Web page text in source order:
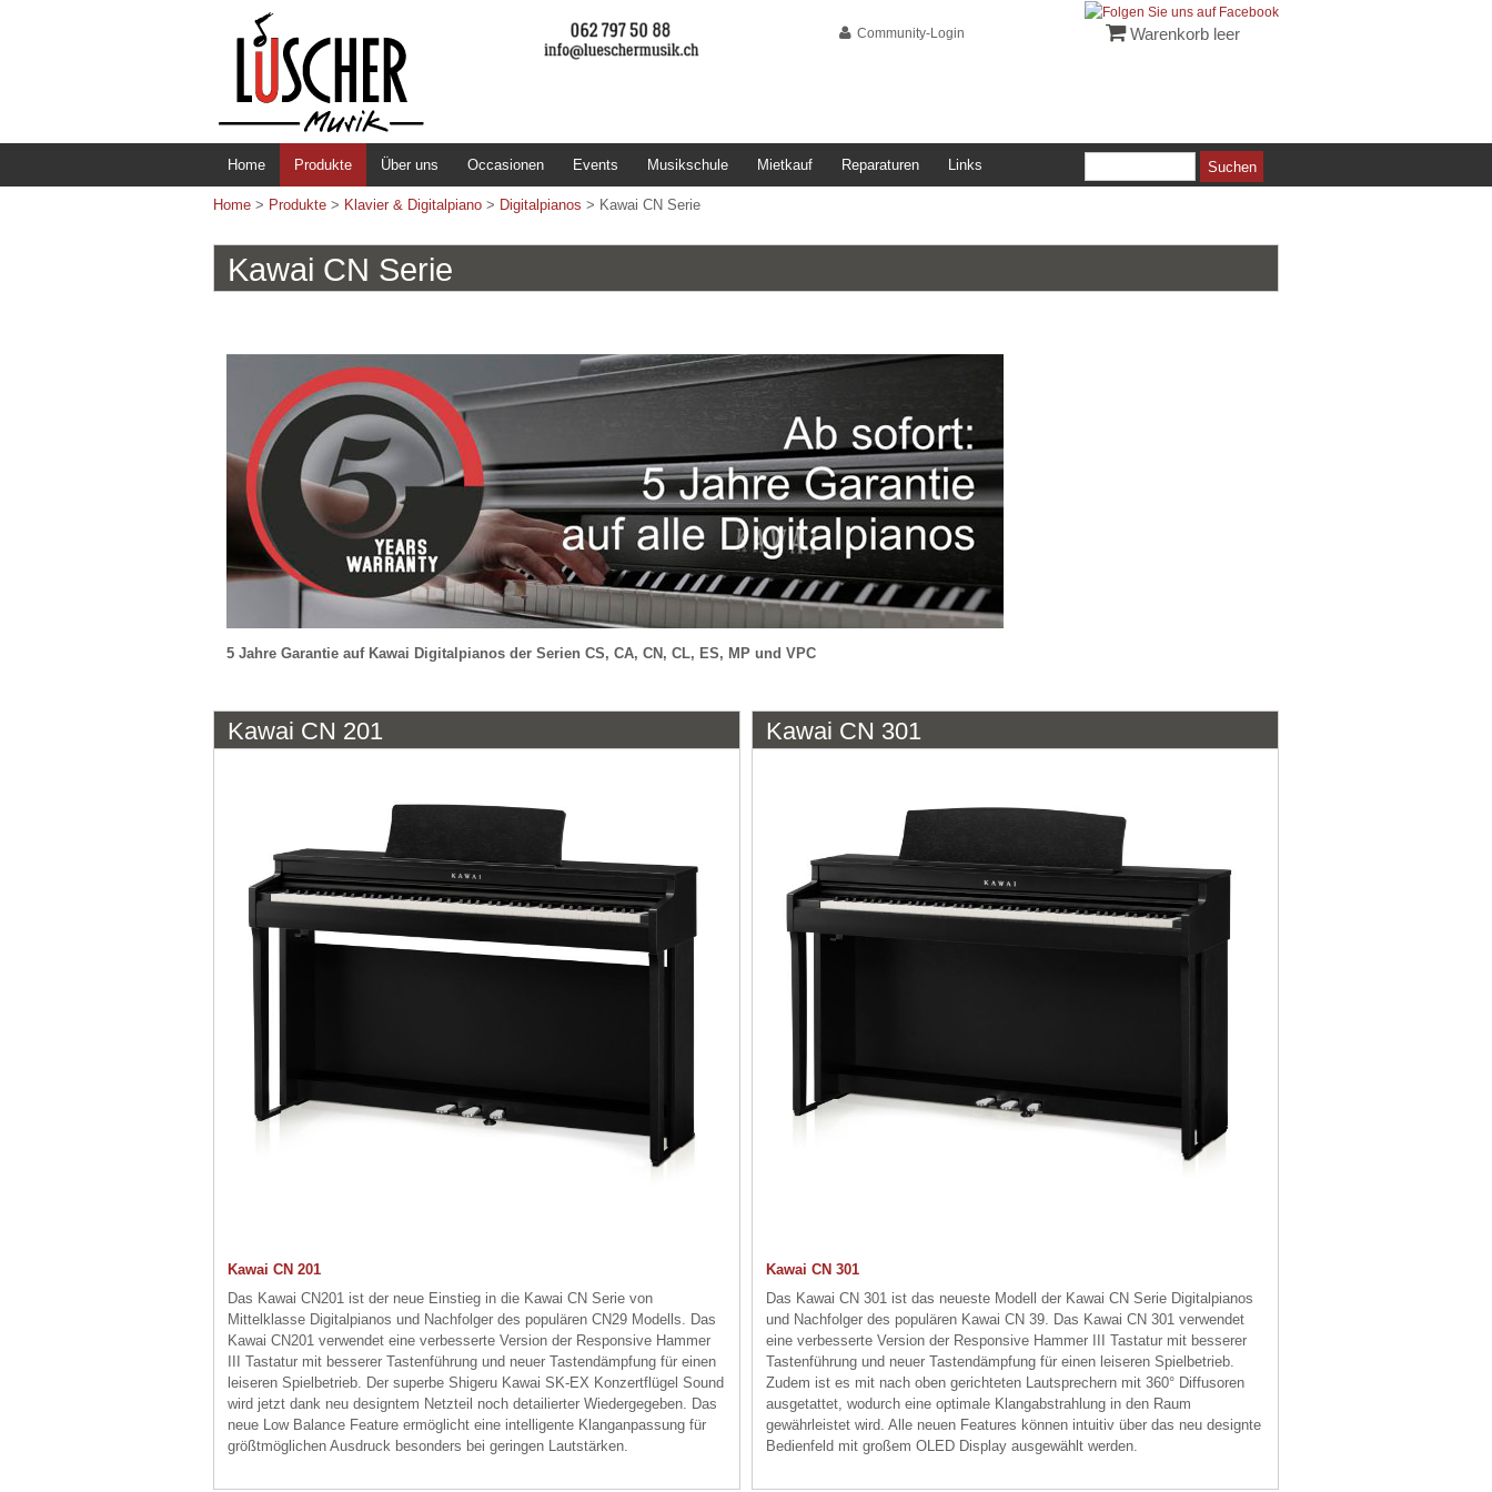
Community-Login Warenkorb leer
Home Produkte Über uns Occasionen Events Musikschule Mietkauf Reparaturen Links Suchen
Home > Produkte > Klavier & Digitalpiano > Digitalpianos > Kawai CN Serie
Kawai CN Serie
5 Jahre Garantie auf Kawai Digitalpianos der Serien CS, CA, CN, CL, ES, MP und VPC
Kawai CN 201
Kawai CN 201
Das Kawai CN201 ist der neue Einstieg in die Kawai CN Serie von
Mittelklasse Digitalpianos und Nachfolger des populären CN29 Modells. Das
Kawai CN201 verwendet eine verbesserte Version der Responsive Hammer
III Tastatur mit besserer Tastenführung und neuer Tastendämpfung für einen
leiseren Spielbetrieb. Der superbe Shigeru Kawai SK-EX Konzertflügel Sound
wird jetzt dank neu designtem Netzteil noch detailierter Wiedergegeben. Das
neue Low Balance Feature ermöglicht eine intelligente Klanganpassung für
größtmöglichen Ausdruck besonders bei geringen Lautstärken.
Kawai CN 301
Kawai CN 301
Das Kawai CN 301 ist das neueste Modell der Kawai CN Serie Digitalpianos
und Nachfolger des populären Kawai CN 39. Das Kawai CN 301 verwendet
eine verbesserte Version der Responsive Hammer III Tastatur mit besserer
Tastenführung und neuer Tastendämpfung für einen leiseren Spielbetrieb.
Zudem ist es mit nach oben gerichteten Lautsprechern mit 360° Diffusoren
ausgetattet, wodurch eine optimale Klangabstrahlung in den Raum
gewährleistet wird. Alle neuen Features können intuitiv über das neu designte
Bedienfeld mit großem OLED Display ausgewählt werden.